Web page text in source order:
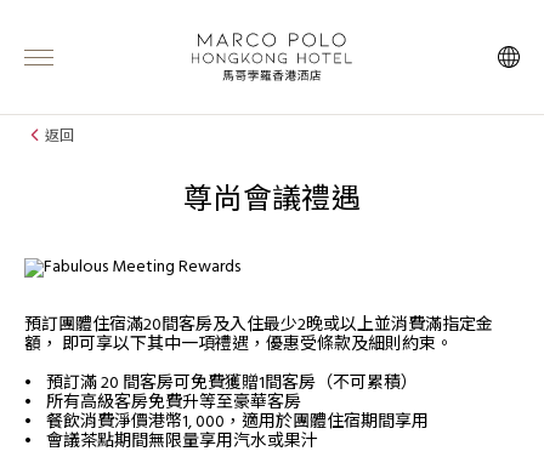
返回
尊尚會議禮遇
預訂團體住宿滿20間客房及入住最少2晚或以上並消費滿指定金
額， 即可享以下其中一項禮遇，優惠受條款及細則約束。
• 預訂滿 20 間客房可免費獲贈1間客房（不可累積）
• 所有高級客房免費升等至豪華客房
• 餐飲消費淨價港幣1, 000，適用於團體住宿期間享用
• 會議茶點期間無限量享用汽水或果汁